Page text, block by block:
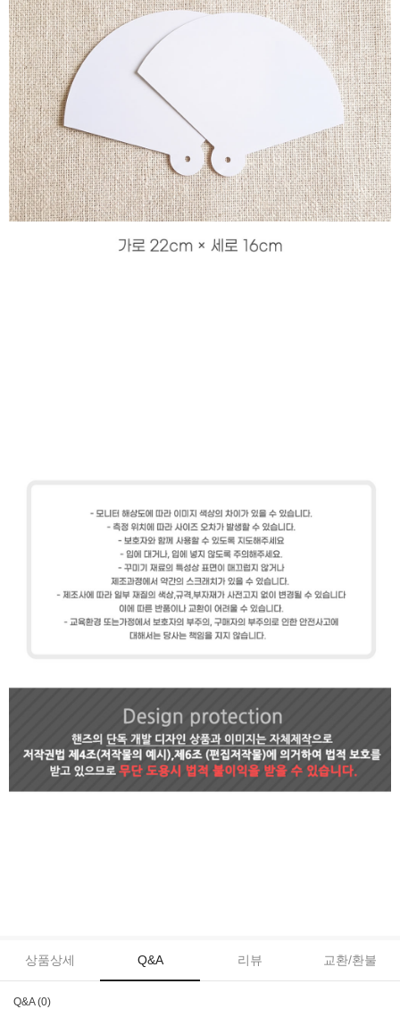
상품상세 Q&A 리뷰 교환/환불
Q&A (0)